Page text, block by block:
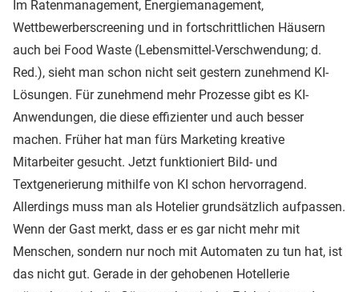
Im Ratenmanagement, Energiemanagement,
Wettbewerberscreening und in fortschrittlichen Häusern
auch bei Food Waste (Lebensmittel-Verschwendung; d.
Red.), sieht man schon nicht seit gestern zunehmend KI-
Lösungen. Für zunehmend mehr Prozesse gibt es KI-
Anwendungen, die diese effizienter und auch besser
machen. Früher hat man fürs Marketing kreative
Mitarbeiter gesucht. Jetzt funktioniert Bild- und
Textgenerierung mithilfe von KI schon hervorragend.
Allerdings muss man als Hotelier grundsätzlich aufpassen.
Wenn der Gast merkt, dass er es gar nicht mehr mit
Menschen, sondern nur noch mit Automaten zu tun hat, ist
das nicht gut. Gerade in der gehobenen Hotellerie